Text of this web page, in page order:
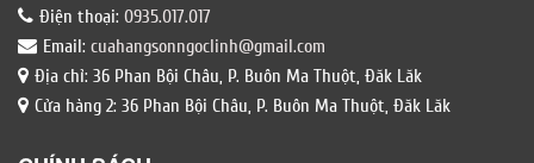
Điện thoại: 0935.017.017
Email: cuahangsonngoclinh@gmail.com
Địa chỉ: 36 Phan Bội Châu, P. Buôn Ma Thuột, Đăk Lăk
Cửa hàng 2: 36 Phan Bội Châu, P. Buôn Ma Thuột, Đăk Lăk